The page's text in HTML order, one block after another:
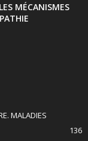
MÉCANISMES
MALADIES
136